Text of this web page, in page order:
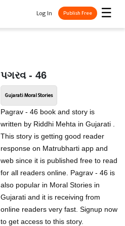
☰
Log In Publish Free
પગરવ - 46
Gujarati Moral Stories
Pagrav - 46 book and story is
written by Riddhi Mehta in Gujarati .
This story is getting good reader
response on Matrubharti app and
web since it is published free to read
for all readers online. Pagrav - 46 is
also popular in Moral Stories in
Gujarati and it is receiving from
online readers very fast. Signup now
to get access to this story.